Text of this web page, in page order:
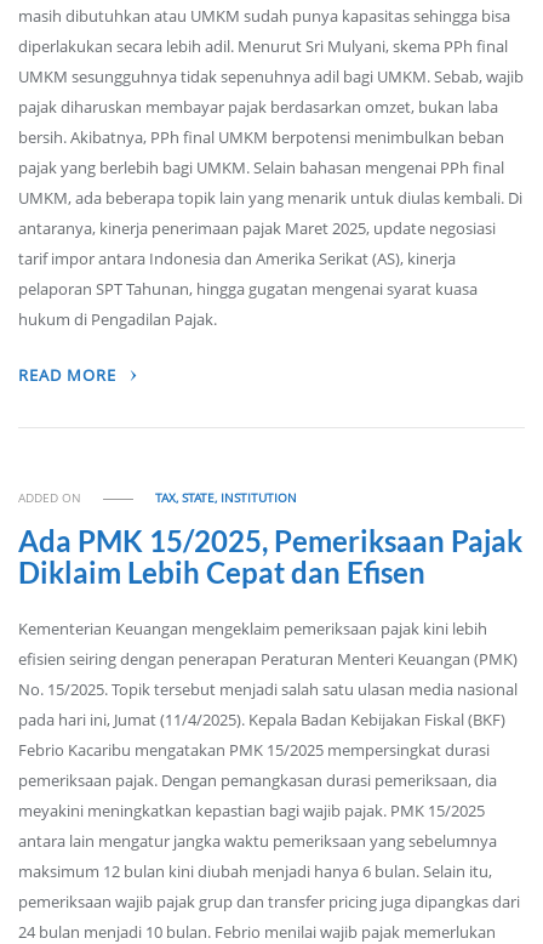
masih dibutuhkan atau UMKM sudah punya kapasitas sehingga bisa
diperlakukan secara lebih adil. Menurut Sri Mulyani, skema PPh final
UMKM sesungguhnya tidak sepenuhnya adil bagi UMKM. Sebab, wajib
pajak diharuskan membayar pajak berdasarkan omzet, bukan laba
bersih. Akibatnya, PPh final UMKM berpotensi menimbulkan beban
pajak yang berlebih bagi UMKM. Selain bahasan mengenai PPh final
UMKM, ada beberapa topik lain yang menarik untuk diulas kembali. Di
antaranya, kinerja penerimaan pajak Maret 2025, update negosiasi
tarif impor antara Indonesia dan Amerika Serikat (AS), kinerja
pelaporan SPT Tahunan, hingga gugatan mengenai syarat kuasa
hukum di Pengadilan Pajak.
READ MORE
ADDED ON TAX, STATE, INSTITUTION
Ada PMK 15/2025, Pemeriksaan Pajak
Diklaim Lebih Cepat dan Efisen
Kementerian Keuangan mengeklaim pemeriksaan pajak kini lebih
efisien seiring dengan penerapan Peraturan Menteri Keuangan (PMK)
No. 15/2025. Topik tersebut menjadi salah satu ulasan media nasional
pada hari ini, Jumat (11/4/2025). Kepala Badan Kebijakan Fiskal (BKF)
Febrio Kacaribu mengatakan PMK 15/2025 mempersingkat durasi
pemeriksaan pajak. Dengan pemangkasan durasi pemeriksaan, dia
meyakini meningkatkan kepastian bagi wajib pajak. PMK 15/2025
antara lain mengatur jangka waktu pemeriksaan yang sebelumnya
maksimum 12 bulan kini diubah menjadi hanya 6 bulan. Selain itu,
pemeriksaan wajib pajak grup dan transfer pricing juga dipangkas dari
24 bulan menjadi 10 bulan. Febrio menilai wajib pajak memerlukan